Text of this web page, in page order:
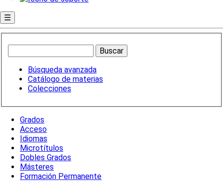
☰
Búsqueda avanzada
Catálogo de materias
Colecciones
Grados
Acceso
Idiomas
Microtítulos
Dobles Grados
Másteres
Formación Permanente